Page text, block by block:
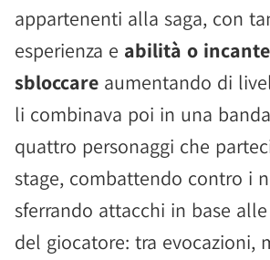
appartenenti alla saga, con
esperienza e abilità o
sbloccare aumentando di
li combinava poi in una
quattro personaggi che
stage, combattendo contro i
sferrando attacchi in base
del giocatore: tra evocazioni,